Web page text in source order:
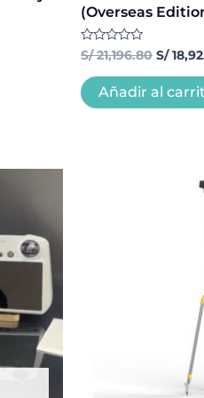
(Overseas
Valorado
con
de
5
S/21,196.80 S/
Añadir al